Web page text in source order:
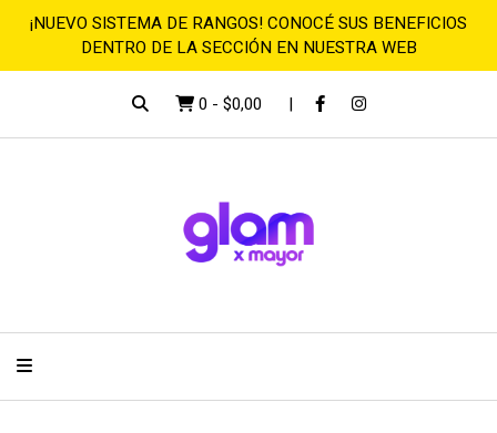
¡NUEVO SISTEMA DE RANGOS! CONOCÉ SUS BENEFICIOS
DENTRO DE LA SECCIÓN EN NUESTRA WEB
0 - $0,00